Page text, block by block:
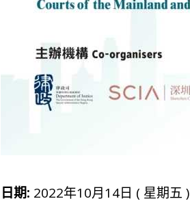
日期: 2022年10月14日 ( 星期五 )